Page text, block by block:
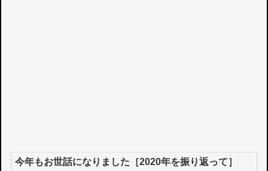
今年もお世話になりました［2020年を振り返って］